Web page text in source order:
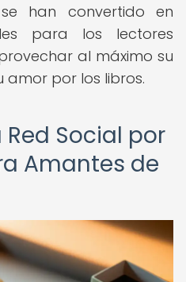
han convertido en
para los lectores
al máximo su
amor por los libros.
Social por
Amantes de